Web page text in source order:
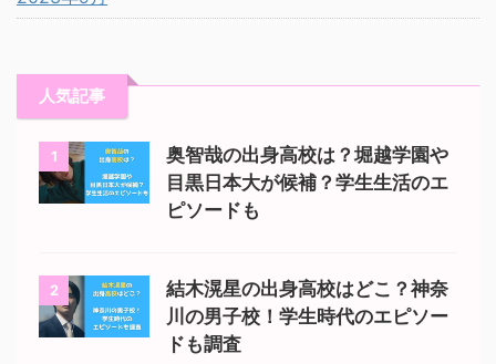
人気記事
1
奥智哉の出身高校は？堀越学園や
目黒日本大が候補？学生生活のエ
ピソードも
2
結木滉星の出身高校はどこ？神奈
川の男子校！学生時代のエピソー
ドも調査